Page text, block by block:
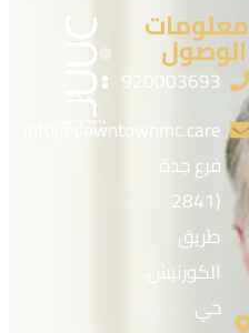
معلومات
الوصول
920003693
info@downtownmc.care
فرع جدة
(2841
طريق
الكورنيش،
حي